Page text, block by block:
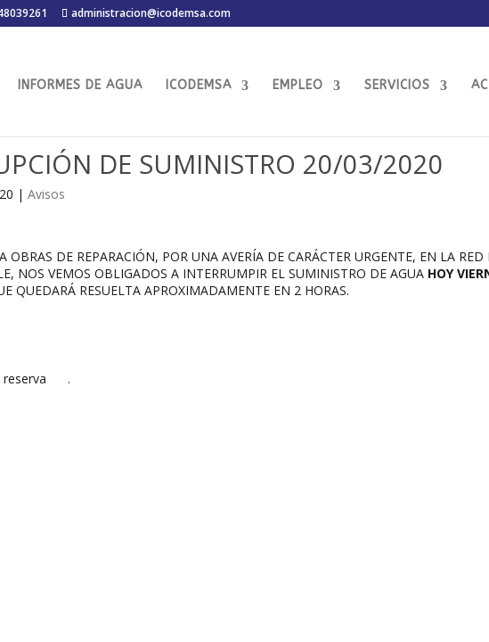
administracion@icodemsa.com
INFORMES DE AGUA ICODEMSA EMPLEO SERVICIOS
DE SUMINISTRO 20/03/2020
|Avisos
DE REPARACIÓN, POR UNA AVERÍA DE CARÁCTER URGENTE, EN LA RED
NOS VEMOS OBLIGADOS A INTERRUMPIR EL SUMINISTRO DE AGUA HOY
QUEDARÁ RESUELTA APROXIMADAMENTE EN 2 HORAS.
reserva .